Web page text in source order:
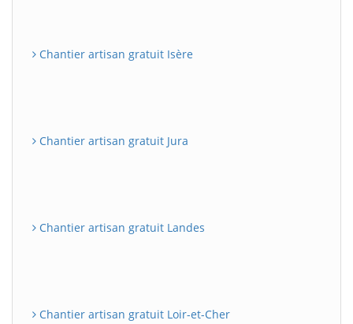
Chantier artisan gratuit Isère
Chantier artisan gratuit Jura
Chantier artisan gratuit Landes
Chantier artisan gratuit Loir-et-Cher